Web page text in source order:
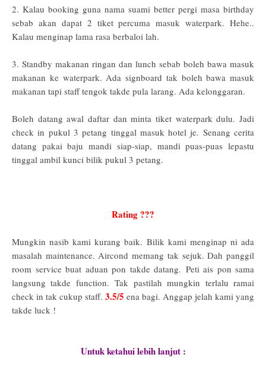
2. Kalau booking guna nama suami better pergi masa birthday
sebab akan dapat 2 tiket percuma masuk waterpark. Hehe..
Kalau menginap lama rasa berbaloi lah.
3. Standby makanan ringan dan lunch sebab boleh bawa masuk
makanan ke waterpark. Ada signboard tak boleh bawa masuk
makanan tapi staff tengok takde pula larang. Ada kelonggaran.
Boleh datang awal daftar dan minta tiket waterpark dulu. Jadi
check in pukul 3 petang tinggal masuk hotel je. Senang cerita
datang pakai baju mandi siap-siap, mandi puas-puas lepastu
tinggal ambil kunci bilik pukul 3 petang.
Rating ???
Mungkin nasib kami kurang baik. Bilik kami menginap ni ada
masalah maintenance. Aircond memang tak sejuk. Dah panggil
room service buat aduan pon takde datang. Peti ais pon sama
langsung takde function.Tak pastilah mungkin terlalu ramai
check in tak cukup staff. 3.5/5 ena bagi. Anggap jelah kami yang
takde luck !
Untuk ketahui lebih lanjut :